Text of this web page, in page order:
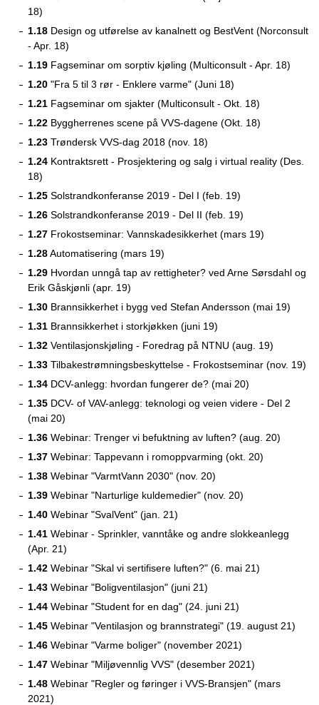
18)
1.18 Design og utførelse av kanalnett og BestVent (Norconsult
- Apr. 18)
1.19 Fagseminar om sorptiv kjøling (Multiconsult - Apr. 18)
1.20 "Fra 5 til 3 rør - Enklere varme" (Juni 18)
1.21 Fagseminar om sjakter (Multiconsult - Okt. 18)
1.22 Byggherrenes scene på VVS-dagene (Okt. 18)
1.23 Trøndersk VVS-dag 2018 (nov. 18)
1.24 Kontraktsrett - Prosjektering og salg i virtual reality (Des.
18)
1.25 Solstrandkonferanse 2019 - Del I (feb. 19)
1.26 Solstrandkonferanse 2019 - Del II (feb. 19)
1.27 Frokostseminar: Vannskadesikkerhet (mars 19)
1.28Automatisering (mars 19)
1.29 Hvordan unngå tap av rettigheter? ved Arne Sørsdahl og
Erik Gåskjønli (apr. 19)
1.30 Brannsikkerhet i bygg ved Stefan Andersson (mai 19)
1.31 Brannsikkerhet i storkjøkken (juni 19)
1.32 Ventilasjonskjøling - Foredrag på NTNU (aug. 19)
1.33 Tilbakestrømningsbeskyttelse - Frokostseminar (nov. 19)
1.34 DCV-anlegg: hvordan fungerer de? (mai 20)
1.35 DCV- of VAV-anlegg: teknologi og veien videre - Del 2
(mai 20)
1.36 Webinar: Trenger vi befuktning av luften? (aug. 20)
1.37 Webinar: Tappevann i romoppvarming (okt. 20)
1.38 Webinar "VarmtVann 2030" (nov. 20)
1.39 Webinar "Narturlige kuldemedier" (nov. 20)
1.40 Webinar "SvalVent" (jan. 21)
1.41 Webinar - Sprinkler, vanntåke og andre slokkeanlegg
(Apr. 21)
1.42 Webinar "Skal vi sertifisere luften?" (6. mai 21)
1.43 Webinar "Boligventilasjon" (juni 21)
1.44 Webinar "Student for en dag" (24. juni 21)
1.45 Webinar "Ventilasjon og brannstrategi" (19. august 21)
1.46 Webinar "Varme boliger" (november 2021)
1.47 Webinar "Miljøvennlig VVS" (desember 2021)
1.48 Webinar "Regler og føringer i VVS-Bransjen" (mars
2021)